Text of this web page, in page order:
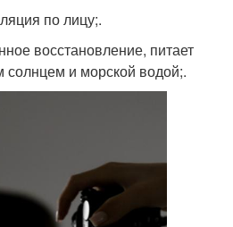
по лицу;.
восстановление, питает
и морской водой;.